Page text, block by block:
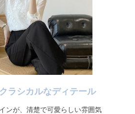
ラシカルなディテール
ンが、清楚で可愛らしい雰囲気